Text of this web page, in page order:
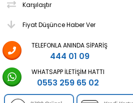
Karşılaştır
Fiyat Düşünce Haber Ver
TELEFONLA ANINDA SIPARIŞ
444 01 09
WHATSAPP İLETIŞIM HATTI
0553 259 65 02